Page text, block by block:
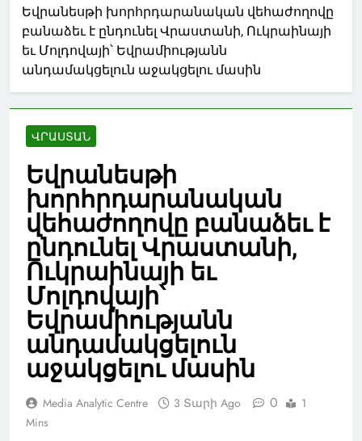
Եվրանեսթի խորհրդարանական վեհաժողովը
բանաձեւ է ընդունել Վրաստանի, Ուկրաինայի
եւ Մոլդովայի՝ Եվրամիությանն
անդամակցելուն աջակցելու մասին
ՎՐԱՍՏԱՆ
Եվրանեսթի
խորհրդարանական
վեհաժողովը բանաձեւ է
ընդունել Վրաստանի,
Ուկրաինայի եւ
Մոլդովայի՝
Եվրամիությանն
անդամակցելուն
աջակցելու մասին
Media Analytic Centre 3 Տարի Ago 0
1
Mins